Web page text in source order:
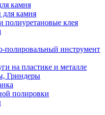
камня
камня
полиуретановые клея
инструмент
на пластике и металле
Гриндеры
полировки